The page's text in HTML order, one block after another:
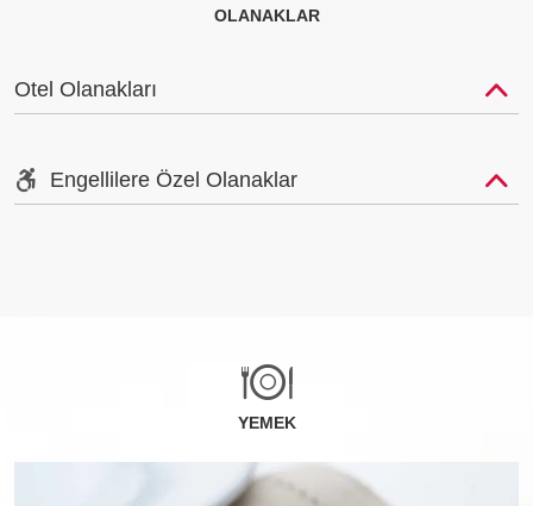
OLANAKLAR
Otel Olanakları
Engellilere Özel Olanaklar
YEMEK